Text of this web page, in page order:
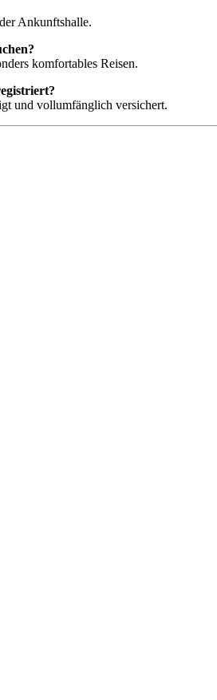
Ankunftshalle.
komfortables Reisen.
und vollumfänglich versichert.